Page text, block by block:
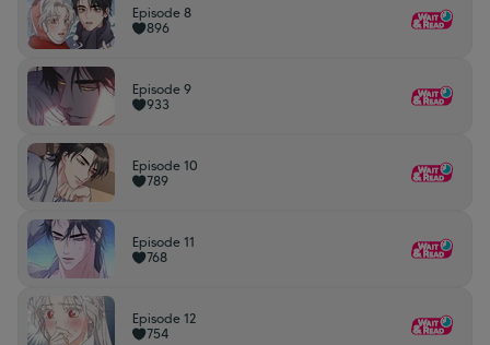
Episode 8
896
Episode 9
933
Episode 10
789
Episode 11
768
Episode 12
754